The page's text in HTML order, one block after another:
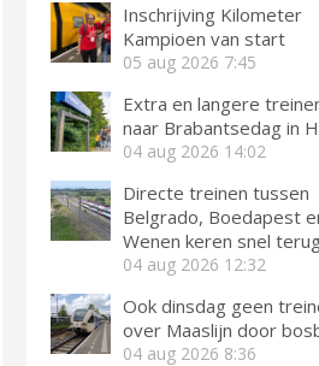
Inschrijving Kilometer
Kampioen van start
05 aug 2026 7:45
Extra en langere
naar Brabantsedag in
04 aug 2026 14:02
Directe treinen tussen
Belgrado, Boedapest
Wenen keren snel
04 aug 2026 12:32
Ook dinsdag geen
over Maaslijn door
04 aug 2026 8:36